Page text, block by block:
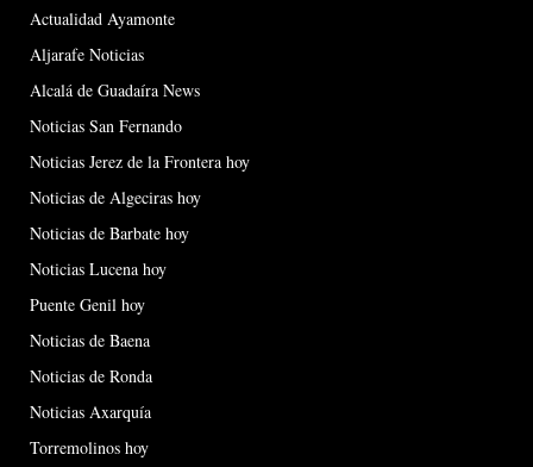
Actualidad Ayamonte
Aljarafe Noticias
Alcalá de Guadaíra News
Noticias San Fernando
Noticias Jerez de la Frontera hoy
Noticias de Algeciras hoy
Noticias de Barbate hoy
Noticias Lucena hoy
Puente Genil hoy
Noticias de Baena
Noticias de Ronda
Noticias Axarquía
Torremolinos hoy